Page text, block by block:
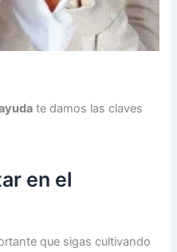
te damos las claves
en el
que sigas cultivando